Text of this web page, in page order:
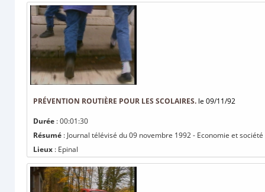
PRÉVENTION ROUTIÈRE POUR LES SCOLAIRES. le 09/11/92
Durée : 00:01:30
Résumé : Journal télévisé du 09 novembre 1992 - Economie et
Lieux : Epinal